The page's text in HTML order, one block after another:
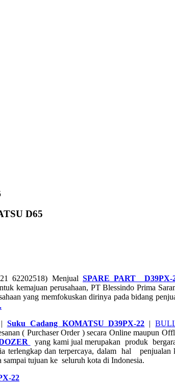
D65
62202518) MenjualSPARE PART D39PX-
kemajuan perusahaan, PT Blessindo Prima
yang memfokuskan dirinya pada bidang
Suku Cadang KOMATSU D39PX-22 |
( Purchaser Order ) secara Online maupun
yang kami jual merupakan produk
terlengkap dan terpercaya, dalam hal
tujuan ke seluruh kota di Indonesia.
22